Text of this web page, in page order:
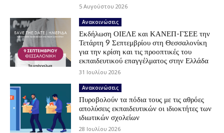
5 Αυγούστου 2026
Ανακοινώσεις
Εκδήλωση ΟΙΕΛΕ και ΚΑΝΕΠ-ΓΣΕΕ την
Τετάρτη 9 Σεπτεμβρίου στη Θεσσαλονίκη
για την κρίση και τις προοπτικές του
εκπαιδευτικού επαγγέλματος στην Ελλάδα
31 Ιουλίου 2026
Ανακοινώσεις
Πυροβολούν τα πόδια τους με τις αθρόες
απολύσεις εκπαιδευτικών οι ιδιοκτήτες των
ιδιωτικών σχολείων
28 Ιουλίου 2026